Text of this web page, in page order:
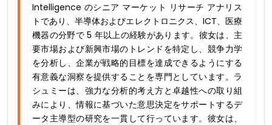
Intelligence のシニア マーケット リサーチ アナリス
トであり、半導体およびエレクトロニクス、ICT、医療
機器の分野で 5 年以上の経験があります。彼女は、主
要市場および新興市場のトレンドを特定し、競争力学
を分析し、企業が戦略的目標を達成できるようにする
有意義な洞察を提供することを専門としています。ラ
シュミーは、強力な分析的考え方と卓越性への取り組
みにより、情報に基づいた意思決定をサポートするデ
ータ主導型の研究を一貫して行っています。彼女は、